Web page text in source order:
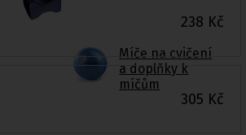
Míče na cvičení
a doplňky k
míčům
238 Kč
305 Kč